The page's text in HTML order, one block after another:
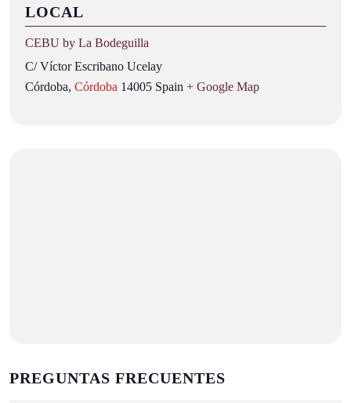
LOCAL
CEBU by La Bodeguilla
C/ Víctor Escribano Ucelay
Córdoba, Córdoba 14005 Spain + Google Map
PREGUNTAS FRECUENTES